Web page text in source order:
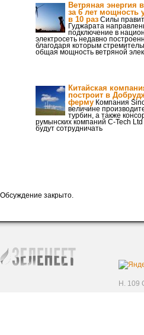
Ветряная энергия
за 6 лет мощность
в 10 раз Силы
Гуджарата
подключение в
электросеть недавно
благодаря которым
общая мощность ветряной
Китайская
построит в
ферму Компания
величине
турбин, а также
румынских компаний C-Tech
будут сотрудничать
Обсуждение закрыто.
H. 109